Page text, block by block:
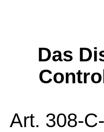
Das
Art. 308-